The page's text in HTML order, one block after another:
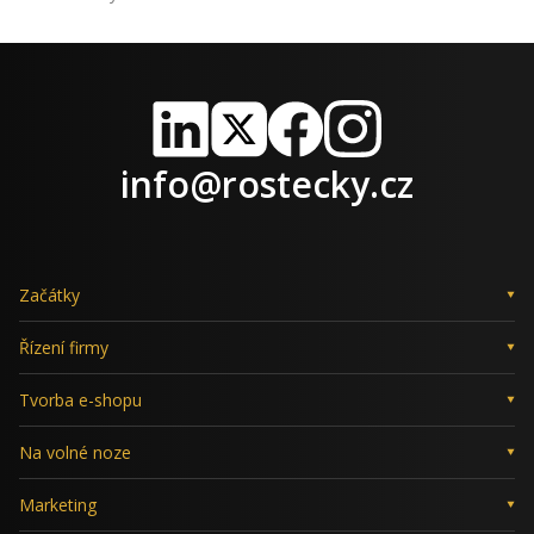
LinkedIn
X FacebookInstagram
info@rostecky.cz
Začátky
Řízení firmy
Tvorba e-shopu
Na volné noze
Marketing